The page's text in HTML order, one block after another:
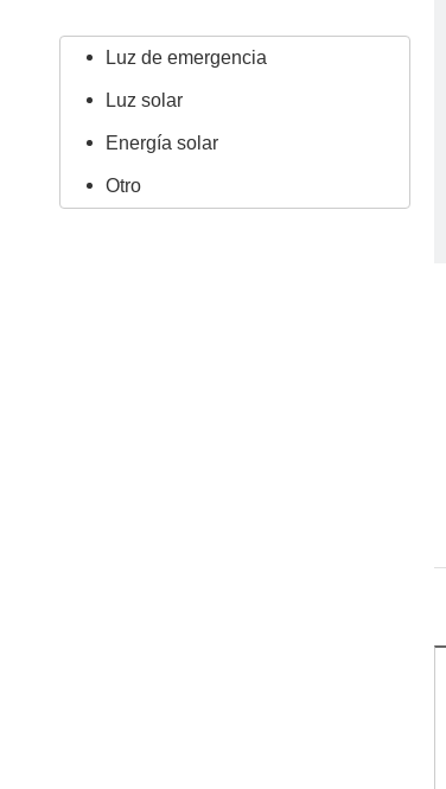
Luz de emergencia
Luz solar
Energía solar
Otro